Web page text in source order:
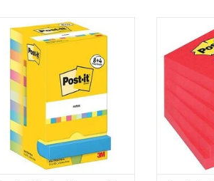
Post-It Notes Energetic, 100 vel,
76 x 76 mm, 8 + 4 GRATIS
TOEVOEGEN AAN
WINKELWAGEN
Post-it
vel,